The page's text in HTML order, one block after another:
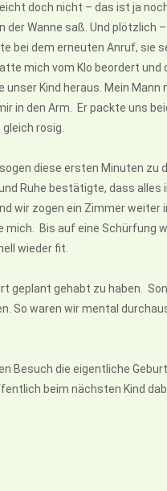
doch nicht – das ist ja
Wanne saß. Und plötzlich
bei dem erneuten Anruf, sie
mich vom Klo beordert
Kind heraus. Mein Mann
in den Arm. Er packte uns
rosig.
diese ersten Minuten
Ruhe bestätigte, dass alles
wir zogen ein Zimmer weiter
Bis auf eine Schürfung
wieder fit.
geplant gehabt zu haben.
So waren wir mental
Besuch die eigentliche
beim nächsten Kind